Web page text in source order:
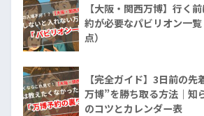
【大阪・関西万博】行く
約が必要なパビリオン一
点）
【完全ガイド】3日前の
万博”を勝ち取る方法｜知
のコツとカレンダー表